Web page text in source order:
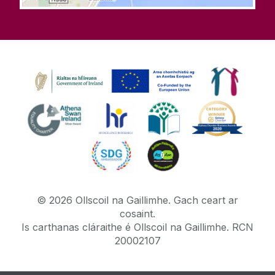
© 2026 Ollscoil na Gaillimhe. Gach ceart ar
cosaint.
Is carthanas cláraithe é Ollscoil na Gaillimhe. RCN
20002107